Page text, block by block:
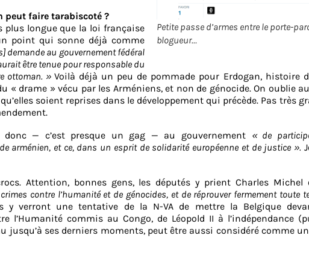
Petite passe d’armes entre le porte-
blogueur…
peut faire tarabiscoté ?
plus longue que la loi française
point qui sonne déjà comme
demande au gouvernement fédéral
être tenue pour responsable du
ottoman. »Voilà déjà un peu de pommade pour Erdogan, histoire
« drame » vécu par les Arméniens, et non de génocide. On oublie
soient reprises dans le développement qui précède. Pas très
— c’est presque un gag — au gouvernement « de
arménien, et ce, dans un esprit de solidarité européenne et de justice ».
Attention, bonnes gens, les députés y prient Charles Michel
contre l’humanité et de génocides, et de réprouver fermement toute
y verront une tentative de la N-VA de mettre la Belgique
l’Humanité commis au Congo, de Léopold II à l’indépendance
jusqu’à ses derniers moments, peut être aussi considéré comme